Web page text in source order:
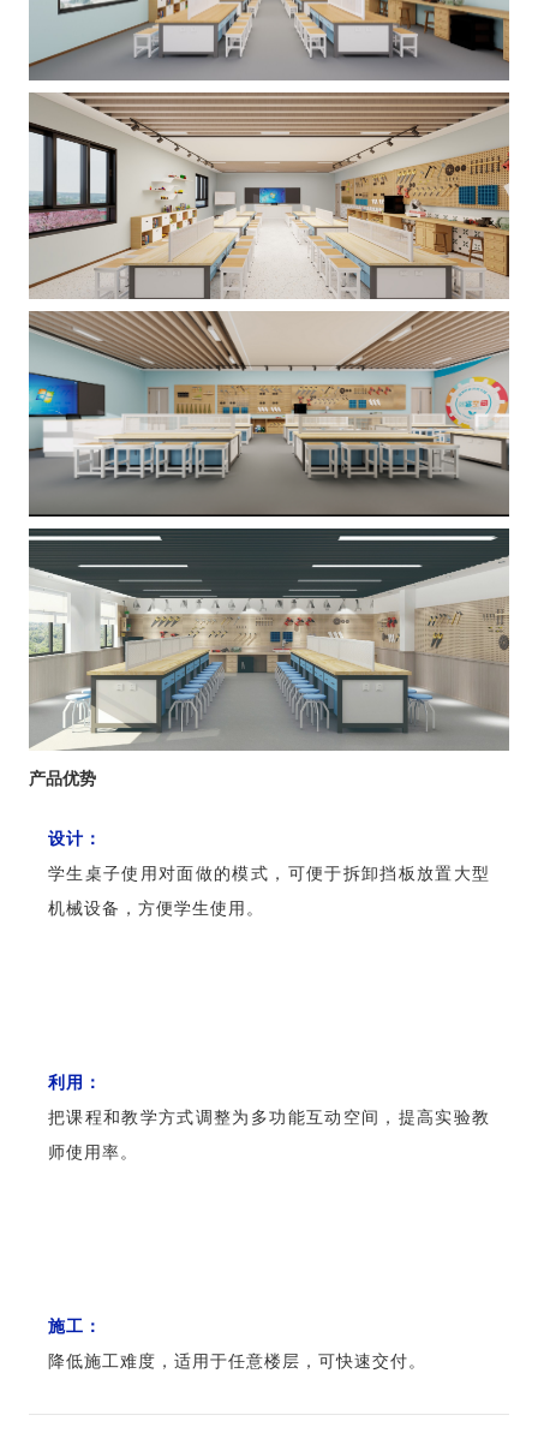
产品优势
设计：
学生桌子使用对面做的模式，可便于拆卸挡板放置大型
机械设备，方便学生使用。
利用：
把课程和教学方式调整为多功能互动空间，提高实验教
师使用率。
施工：
降低施工难度，适用于任意楼层，可快速交付。